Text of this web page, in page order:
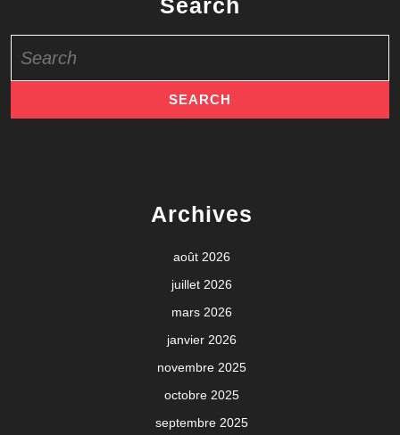
Search
for:
Archives
août 2026
juillet 2026
mars 2026
janvier 2026
novembre 2025
octobre 2025
septembre 2025